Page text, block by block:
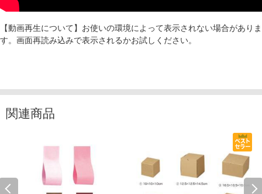
【動画再生について】お使いの環境によって表示されない場合がありま
す。画面再読み込みで表示されるかお試しください。
関連商品